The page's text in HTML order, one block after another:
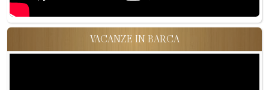
VACANZE IN BARCA